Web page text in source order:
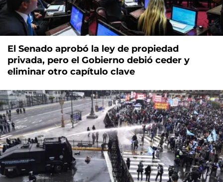
El Senado aprobó la ley de propiedad
privada, pero el Gobierno debió ceder y
eliminar otro capítulo clave